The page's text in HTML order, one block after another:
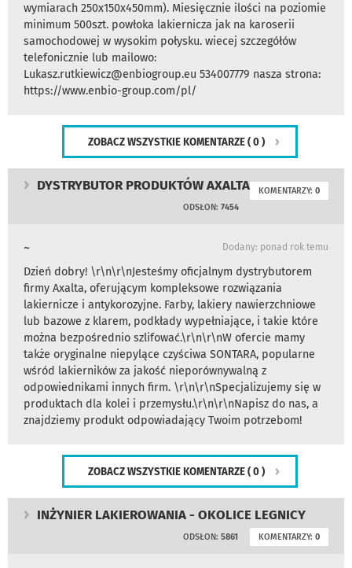
wymiarach 250x150x450mm). Miesięcznie ilości na poziomie
minimum 500szt. powłoka lakiernicza jak na karoserii
samochodowej w wysokim połysku. wiecej szczegółów
telefonicznie lub mailowo:
Lukasz.rutkiewicz@enbiogroup.eu 534007779 nasza strona:
https://www.enbio-group.com/pl/
ZOBACZ WSZYSTKIE KOMENTARZE ( 0 )
DYSTRYBUTOR PRODUKTÓW AXALTA KOMENTARZY: 0
ODSŁON: 7454
~ Dodany: ponad rok temu
Dzień dobry! \r\n\r\nJesteśmy oficjalnym dystrybutorem
firmy Axalta, oferującym kompleksowe rozwiązania
lakiernicze i antykorozyjne. Farby, lakiery nawierzchniowe
lub bazowe z klarem, podkłady wypełniające, i takie które
można bezpośrednio szlifować.\r\n\r\nW ofercie mamy
także oryginalne niepylące czyściwa SONTARA, popularne
wśród lakierników za jakość nieporównywalną z
odpowiednikami innych firm. \r\n\r\nSpecjalizujemy się w
produktach dla kolei i przemysłu.\r\n\r\nNapisz do nas, a
znajdziemy produkt odpowiadający Twoim potrzebom!
ZOBACZ WSZYSTKIE KOMENTARZE ( 0 )
INŻYNIER LAKIEROWANIA - OKOLICE LEGNICY
KOMENTARZY: 0
ODSŁON: 5861